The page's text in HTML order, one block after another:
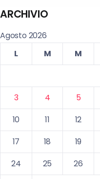
ARCHIVIO
Agosto 2026
L
M M
3
4 5
10
11 12
17
18 19
24
25 26